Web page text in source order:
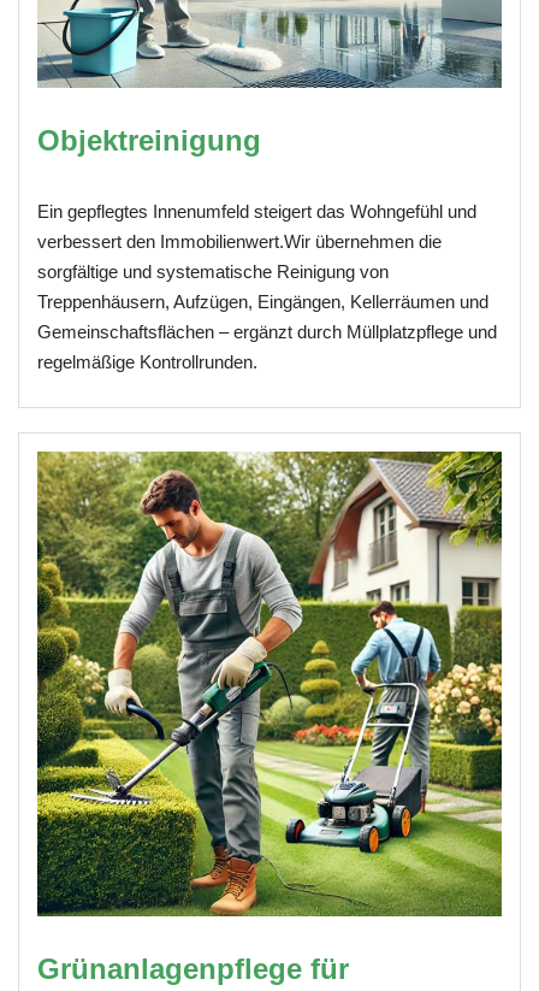
Objektreinigung
Ein gepflegtes Innenumfeld steigert das Wohngefühl und
verbessert den Immobilienwert.Wir übernehmen die
sorgfältige und systematische Reinigung von
Treppenhäusern, Aufzügen, Eingängen, Kellerräumen und
Gemeinschaftsflächen – ergänzt durch Müllplatzpflege und
regelmäßige Kontrollrunden.
Grünanlagenpflege für